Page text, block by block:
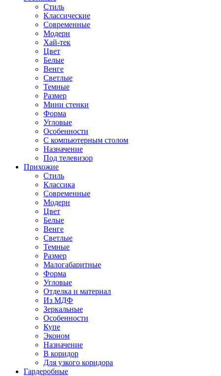
Стиль
Классические
Современные
Модерн
Хай-тек
Цвет
Белые
Венге
Светлые
Темные
Размер
Мини стенки
Форма
Угловые
Особенности
С компьютерным столом
Назначение
Под телевизор
Прихожие
Стиль
Классика
Современные
Модерн
Цвет
Белые
Венге
Светлые
Темные
Размер
Малогабаритные
Форма
Угловые
Отделка и материал
Из МДФ
Зеркальные
Особенности
Купе
Эконом
Назначение
В коридор
Для узкого коридора
Гардеробные